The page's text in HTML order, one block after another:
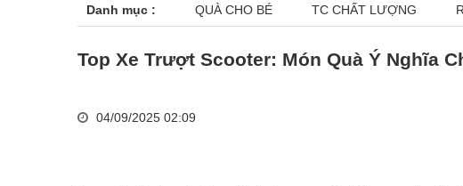
Danh mục : QUÀ CHO BÉ TC CHẤT LƯỢNG
Top Xe Trượt Scooter: Món Quà Ý Nghĩa
04/09/2025 02:09